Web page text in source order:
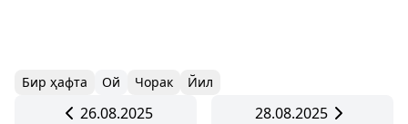
Бир ҳафта Ой Чорак Йил
26.08.2025
28.08.2025